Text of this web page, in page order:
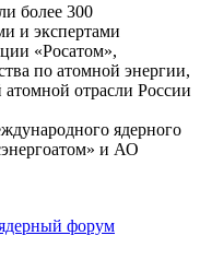
более 300
и экспертами
«Росатом»,
по атомной энергии,
отрасли России
ядерного
и АО
форум